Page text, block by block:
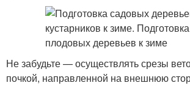
Не забудьте — осуществлять срезы
почкой, направленной на внешнюю